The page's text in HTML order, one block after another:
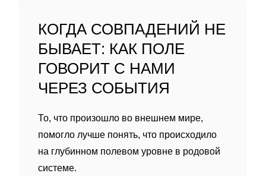
КОГДА СОВПАДЕНИЙ НЕ
БЫВАЕТ: КАК ПОЛЕ
ГОВОРИТ С НАМИ
ЧЕРЕЗ СОБЫТИЯ
То, что произошло во внешнем мире,
помогло лучше понять, что происходило
на глубинном полевом уровне в родовой
системе.